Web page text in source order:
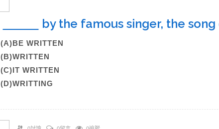
by the famous singer, the
(A)BE WRITTEN
(B)WRITTEN
(C)IT WRITTEN
(D)WRITTING